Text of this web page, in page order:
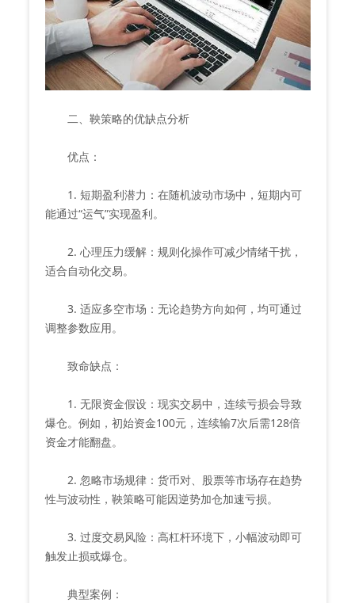
二、鞅策略的优缺点分析
优点：
1. 短期盈利潜力：在随机波动市场中，短期内可
能通过“运气”实现盈利。
2. 心理压力缓解：规则化操作可减少情绪干扰，
适合自动化交易。
3. 适应多空市场：无论趋势方向如何，均可通过
调整参数应用。
致命缺点：
1. 无限资金假设：现实交易中，连续亏损会导致
爆仓。例如，初始资金100元，连续输7次后需128倍
资金才能翻盘。
2. 忽略市场规律：货币对、股票等市场存在趋势
性与波动性，鞅策略可能因逆势加仓加速亏损。
3. 过度交易风险：高杠杆环境下，小幅波动即可
触发止损或爆仓。
典型案例：